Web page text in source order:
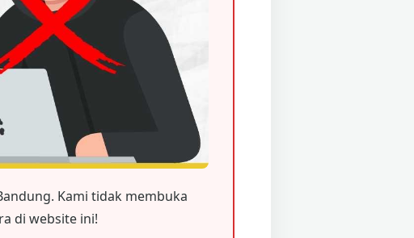
Kami tidak membuka
di website ini!